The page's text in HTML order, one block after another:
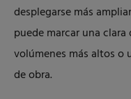
desplegarse más
puede marcar una
volúmenes más altos o
de obra.